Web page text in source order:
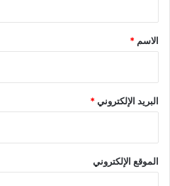
*
الاسم *
البريد الإلكتروني*
الموقع الإلكتروني